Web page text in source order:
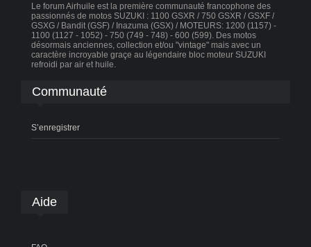
Le forum Airhuile est la première communauté francophone des
passionnés de motos SUZUKI : 1100 GSXR / 750 GSXR / GSXF /
GSXG / Bandit (GSF) / Inazuma (GSX) / MOTEURS: 1200 (1157) -
1100 (1127 - 1052) - 750 (749 - 748) - 600 (599). Des motos
désormais anciennes, collection et/ou "vintage" mais avec un
caractère incroyable graçe au légendaire bloc moteur SUZUKI
refroidi par air et huile.
Communauté
S’enregistrer
Aide